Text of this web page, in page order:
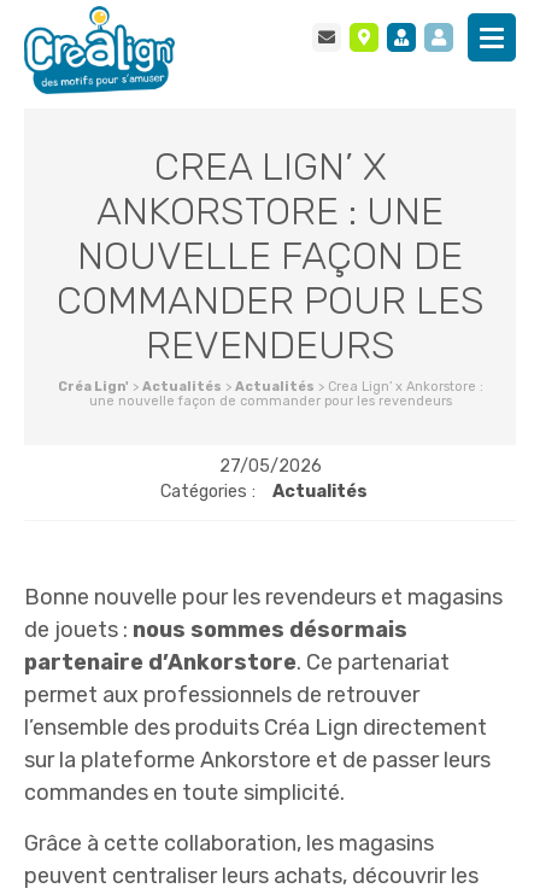
CREA LIGN’ X
ANKORSTORE : UNE
NOUVELLE FAÇON DE
COMMANDER POUR LES
REVENDEURS
Créa Lign' > Actualités > Actualités > Crea Lign’ x Ankorstore :
une nouvelle façon de commander pour les revendeurs
27/05/2026
Catégories :
Actualités
Bonne nouvelle pour les revendeurs et magasins
de jouets : nous sommes désormais
partenaire d’Ankorstore. Ce partenariat
permet aux professionnels de retrouver
l’ensemble des produits Créa Lign directement
sur la plateforme Ankorstore et de passer leurs
commandes en toute simplicité.
Grâce à cette collaboration, les magasins
peuvent centraliser leurs achats, découvrir les